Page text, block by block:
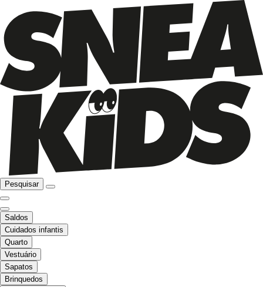
Pesquisar
Saldos
Cuidados infantis
Quarto
Vestuário
Sapatos
Brinquedos